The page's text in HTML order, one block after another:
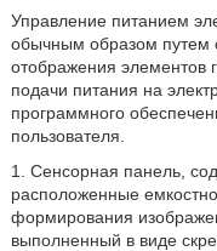
Управление питанием
обычным образом путем
отображения элементов
подачи питания на
программного
пользователя.
1. Сенсорная панель,
расположенные
формирования
выполненный в виде